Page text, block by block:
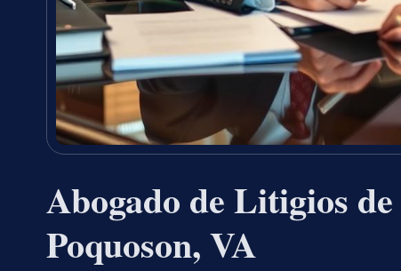
Abogado de Litigios
Poquoson, VA